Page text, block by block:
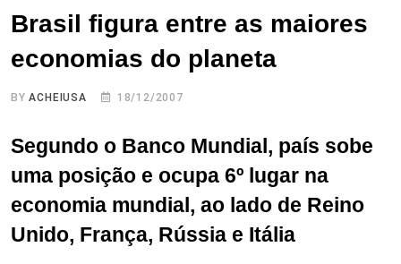
Brasil figura entre as maiores
economias do planeta
BYACHEIUSA 18/12/2007
Segundo o Banco Mundial, país sobe
uma posição e ocupa 6º lugar na
economia mundial, ao lado de Reino
Unido, França, Rússia e Itália